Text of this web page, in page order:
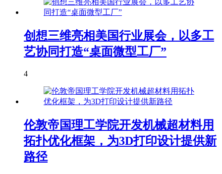
创想三维亮相美国行业展会，以多工
艺协同打造“桌面微型工厂”
4
伦敦帝国理工学院开发机械超材料用
拓扑优化框架，为3D打印设计提供新
路径